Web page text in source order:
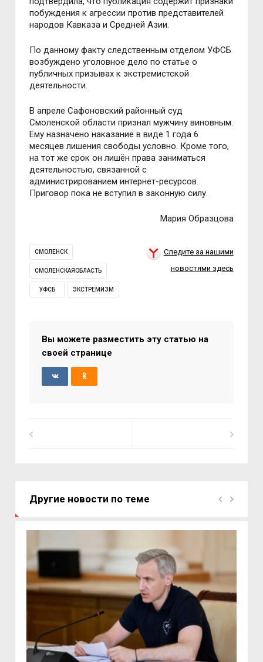
побуждения к агрессии против представителей
народов Кавказа и Средней Азии.
По данному факту следственным отделом УФСБ
возбуждено уголовное дело по статье о
публичных призывах к экстремистской
деятельности.
В апреле Сафоновский районный суд
Смоленской области признал мужчину виновным.
Ему назначено наказание в виде 1 года 6
месяцев лишения свободы условно. Кроме того,
на тот же срок он лишён права заниматься
деятельностью, связанной с
администрированием интернет-ресурсов.
Приговор пока не вступил в законную силу.
Мария Образцова
СМОЛЕНСК
СМОЛЕНСКАЯОБЛАСТЬ
УФСБ ЭКСТРЕМИЗМ
Следите за нашими
новостями здесь
Вы можете разместить эту статью на
своей странице
Другие новости по теме